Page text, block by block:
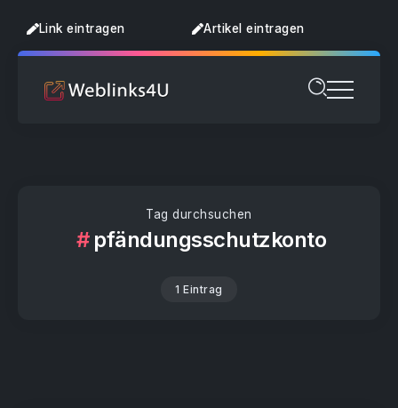
Link eintragen Artikel eintragen
Tag durchsuchen
pfändungsschutzkonto
1 Eintrag